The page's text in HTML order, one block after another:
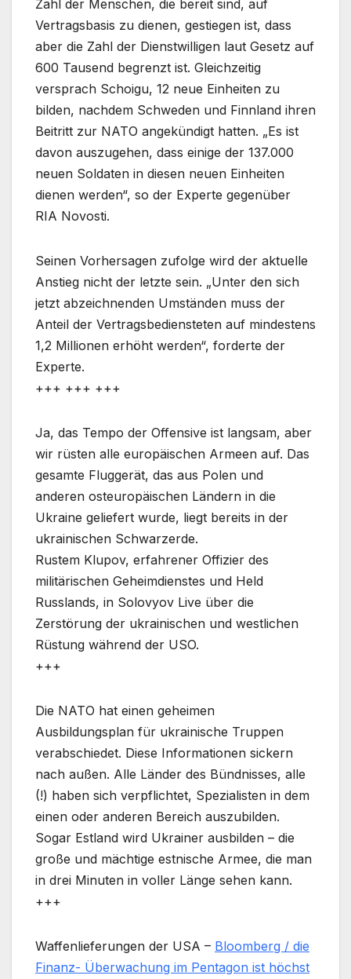
Zahl der Menschen, die bereit sind, auf
Vertragsbasis zu dienen, gestiegen ist, dass
aber die Zahl der Dienstwilligen laut Gesetz auf
600 Tausend begrenzt ist. Gleichzeitig
versprach Schoigu, 12 neue Einheiten zu
bilden, nachdem Schweden und Finnland ihren
Beitritt zur NATO angekündigt hatten. „Es ist
davon auszugehen, dass einige der 137.000
neuen Soldaten in diesen neuen Einheiten
dienen werden“, so der Experte gegenüber
RIA Novosti.
Seinen Vorhersagen zufolge wird der aktuelle
Anstieg nicht der letzte sein. „Unter den sich
jetzt abzeichnenden Umständen muss der
Anteil der Vertragsbediensteten auf mindestens
1,2 Millionen erhöht werden“, forderte der
Experte.
+++ +++ +++
Ja, das Tempo der Offensive ist langsam, aber
wir rüsten alle europäischen Armeen auf. Das
gesamte Fluggerät, das aus Polen und
anderen osteuropäischen Ländern in die
Ukraine geliefert wurde, liegt bereits in der
ukrainischen Schwarzerde.
Rustem Klupov, erfahrener Offizier des
militärischen Geheimdienstes und Held
Russlands, in Solovyov Live über die
Zerstörung der ukrainischen und westlichen
Rüstung während der USO.
+++
Die NATO hat einen geheimen
Ausbildungsplan für ukrainische Truppen
verabschiedet. Diese Informationen sickern
nach außen. Alle Länder des Bündnisses, alle
(!) haben sich verpflichtet, Spezialisten in dem
einen oder anderen Bereich auszubilden.
Sogar Estland wird Ukrainer ausbilden – die
große und mächtige estnische Armee, die man
in drei Minuten in voller Länge sehen kann.
+++
Waffenlieferungen der USA – Bloomberg / die
Finanz- Überwachung im Pentagon ist höchst